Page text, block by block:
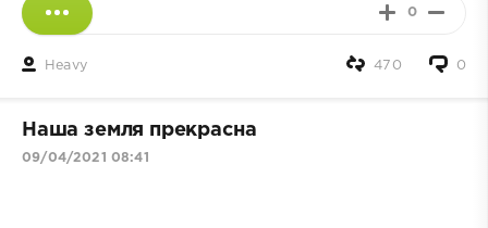
0
Heavy 0
470
Наша земля прекрасна
09/04/2021 08:41